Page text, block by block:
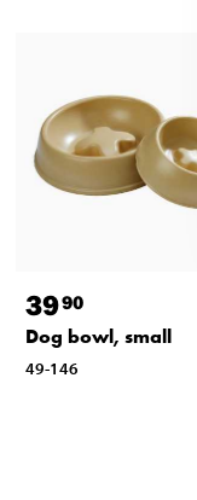
3990
Dog bowl, small
49-146